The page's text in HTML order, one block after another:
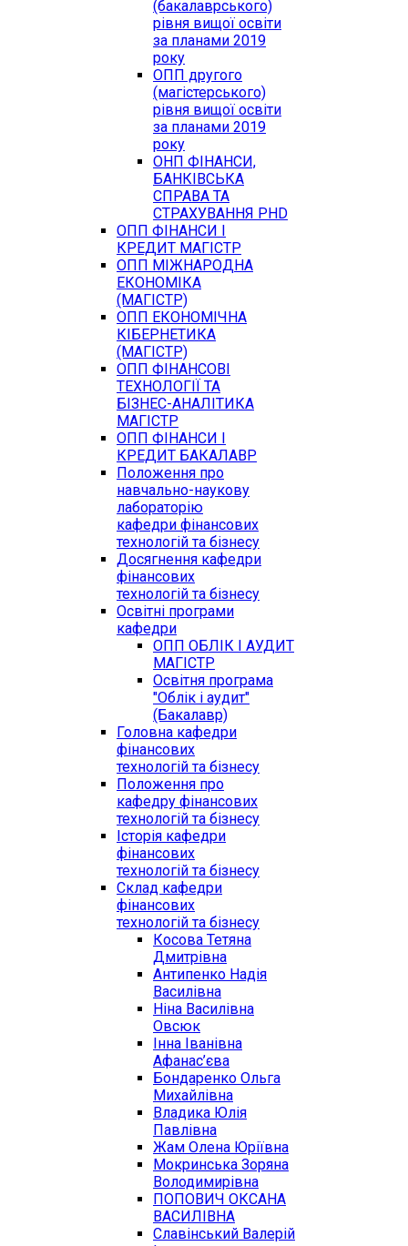
(бакалаврського)
рівня вищої освіти
за планами 2019
року
ОПП другого
(магістерського)
рівня вищої освіти
за планами 2019
року
ОНП ФІНАНСИ,
БАНКІВСЬКА
СПРАВА ТА
СТРАХУВАННЯ PHD
ОПП ФІНАНСИ І
КРЕДИТ МАГІСТР
ОПП МІЖНАРОДНА
ЕКОНОМІКА
(МАГІСТР)
ОПП ЕКОНОМІЧНА
КІБЕРНЕТИКА
(МАГІСТР)
ОПП ФІНАНСОВІ
ТЕХНОЛОГІЇ ТА
БІЗНЕС-АНАЛІТИКА
МАГІСТР
ОПП ФІНАНСИ І
КРЕДИТ БАКАЛАВР
Положення про
навчально-наукову
лабораторію
кафедри фінансових
технологій та бізнесу
Досягнення кафедри
фінансових
технологій та бізнесу
Освітні програми
кафедри
ОПП ОБЛІК І АУДИТ
МАГІСТР
Освітня програма
"Облік і аудит"
(Бакалавр)
Головна кафедри
фінансових
технологій та бізнесу
Положення про
кафедру фінансових
технологій та бізнесу
Історія кафедри
фінансових
технологій та бізнесу
Склад кафедри
фінансових
технологій та бізнесу
Косова Тетяна
Дмитрівна
Антипенко Надія
Василівна
Ніна Василівна
Овсюк
Інна Іванівна
Афанас’єва
Бондаренко Ольга
Михайлівна
Владика Юлія
Павлівна
Жам Олена Юріївна
Мокринська Зоряна
Володимирівна
ПОПОВИЧ ОКСАНА
ВАСИЛІВНА
Славінський Валерій